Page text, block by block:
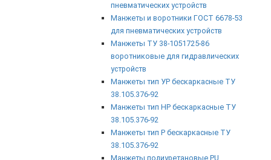
пневматических устройств
Манжеты и воротники ГОСТ 6678-53
для пневматических устройств
Манжеты ТУ 38-1051725-86
воротниковые для гидравлических
устройств
Манжеты тип УР бескаркасные ТУ
38.105.376-92
Манжеты тип НР бескаркасные ТУ
38.105.376-92
Манжеты тип Р бескаркасные ТУ
38.105.376-92
Манжеты полиуретановые PU